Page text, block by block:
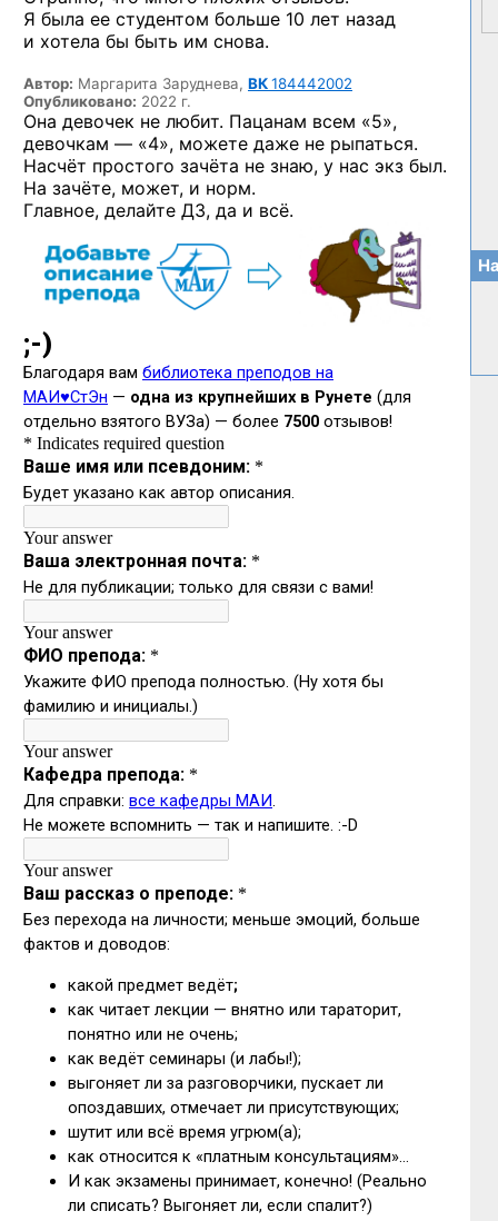
Я была ее студентом больше 10 лет назад
и хотела бы быть им снова.
Автор: Маргарита Заруднева, ВК184442002
Опубликовано: 2022 г.
Она девочек не любит. Пацанам всем «5»,
девочкам — «4», можете даже не рыпаться.
Насчёт простого зачёта не знаю, у нас экз был.
На зачёте, может, и норм.
Главное, делайте ДЗ, да и всё.